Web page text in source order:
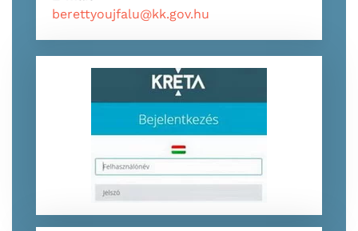
berettyoujfalu@kk.gov.hu